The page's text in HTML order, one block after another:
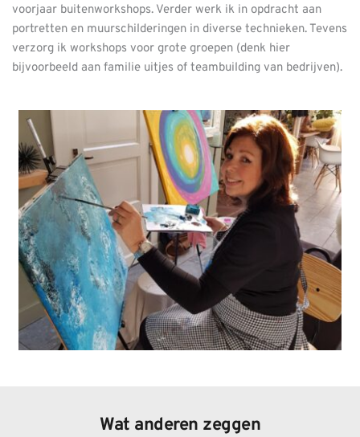
voorjaar buitenworkshops. Verder werk ik in opdracht aan
portretten en muurschilderingen in diverse technieken. Tevens
verzorg ik workshops voor grote groepen (denk hier
bijvoorbeeld aan familie uitjes of teambuilding van bedrijven).
Wat anderen zeggen